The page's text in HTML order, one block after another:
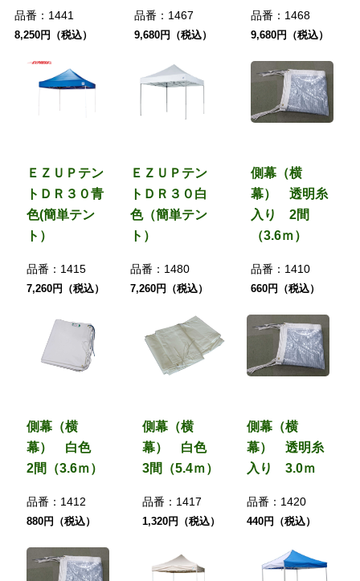
品番： 1441
8,250円（税込）
品番： 1467
9,680円（税込）
品番： 1468
9,680円（税込）
ＥＺＵＰテン
トＤＲ３０青
色(簡単テン
ト）
品番： 1415
7,260円（税込）
ＥＺＵＰテン
トＤＲ３０白
色（簡単テン
ト）
品番： 1480
7,260円（税込）
側幕（横
幕） 透明糸
入り 2間
（3.6ｍ）
品番： 1410
660円（税込）
側幕（横
幕） 白色
2間（3.6ｍ）
品番： 1412
880円（税込）
側幕（横
幕） 白色
3間（5.4ｍ）
品番： 1417
1,320円（税込）
側幕（横
幕） 透明糸
入り 3.0ｍ
品番： 1420
440円（税込）